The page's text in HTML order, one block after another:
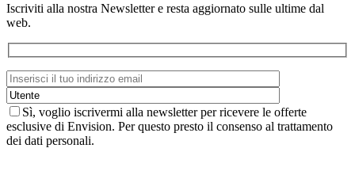
Iscriviti alla nostra Newsletter e resta aggiornato sulle ultime dal
web.
Sì, voglio iscrivermi alla newsletter per ricevere le offerte
esclusive di Envision. Per questo presto il consenso al trattamento
dei dati personali.